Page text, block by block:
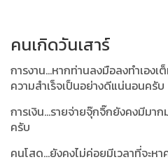
คนเกิดวันเสาร์
การงาน...หากท่านลงมือลงทำเอง
ความสำเร็จเป็นอย่างดีแน่นอนครับ
การเงิน...รายจ่ายจุ๊กจิ๊กยังคงมีมา
ครับ
คนโสด...ยังคงไม่ค่อยมีเวลาที่จะห